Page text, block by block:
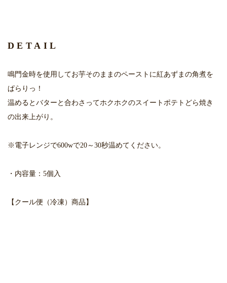
DETAIL
鳴門金時を使用してお芋そのままのペーストに紅あずまの角煮を
ぱらりっ！
温めるとバターと合わさってホクホクのスイートポテトどら焼き
の出来上がり。
※電子レンジで600wで20～30秒温めてください。
・内容量：5個入
【クール便（冷凍）商品】